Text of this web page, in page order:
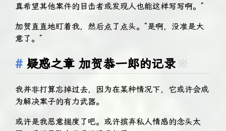
真希望其他案件的目击者或发现人也能这样写写啊。”
加贺直直地盯着我，然后点了点头。“是啊，没准是大
意了。”
疑惑之章 加贺恭一郎的记录
我并非打算忘掉过去，因为在某种情况下，它或许会成
为解决案子的有力武器。
或许是我恶意揣度了吧。或许摈弃私人情感的念头太